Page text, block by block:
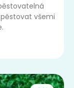
všemi